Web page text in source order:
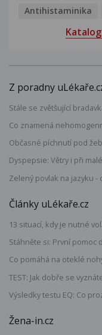
Antihistaminika
Z poradny
Stále se zvětšující
Co znamená
Občasné píchnutí pod
Dyspepsie: Větry i při
Zelený povlak na jazyku -
Články uLékaře.cz
13 situací, kdy je nutné
Stáhněte si: První pomoc
Co pomáhá na oteklé
TEST: Jak dobře se
Výsledky testu EQ: Co
Žena-in.cz